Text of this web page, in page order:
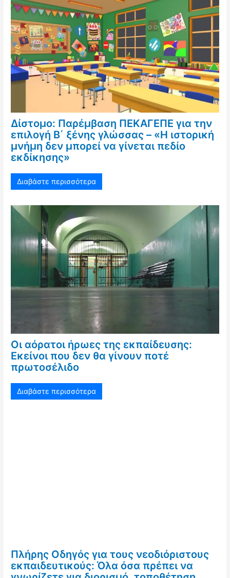
Δίστομο: Παρέμβαση ΠΕΚΑΓΕΠΕ για την
επιλογή Β΄ ξένης γλώσσας – «Η ιστορική
μνήμη δεν μπορεί να γίνεται πεδίο
εκδίκησης»
Διαβάστε περισσότερα
Οι αόρατοι ήρωες της εκπαίδευσης:
Εκείνοι που δεν θα γίνουν ποτέ
πρωτοσέλιδο
Διαβάστε περισσότερα
Πλήρης Οδηγός για τους νεοδιόριστους
εκπαιδευτικούς: Όλα όσα πρέπει να